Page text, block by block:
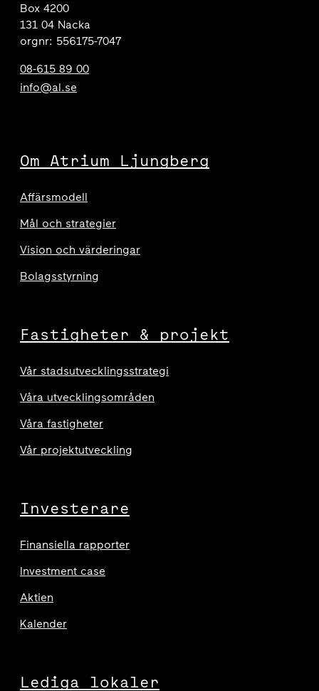
Box 4200
131 04 Nacka
orgnr: 556175-7047
08-615 89 00
info@al.se
Om Atrium Ljungberg
Affärsmodell
Mål och strategier
Vision och värderingar
Bolagsstyrning
Fastigheter & projekt
Vår stadsutvecklingsstrategi
Våra utvecklingsområden
Våra fastigheter
Vår projektutveckling
Investerare
Finansiella rapporter
Investment case
Aktien
Kalender
Lediga lokaler